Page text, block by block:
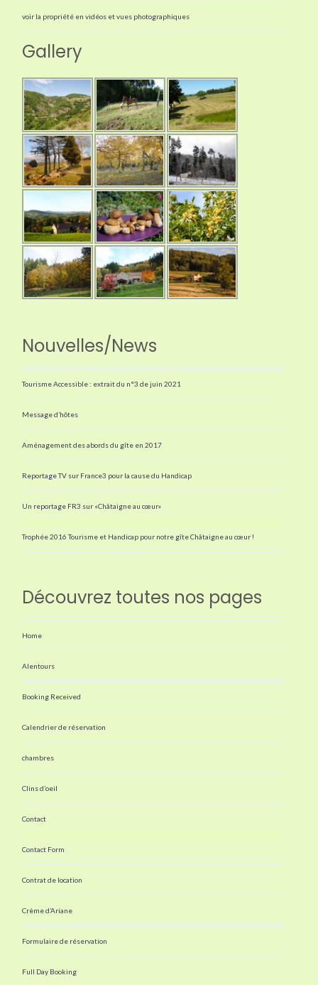
voir la propriété en vidéos et vues photographiques
Gallery
Nouvelles/News
Tourisme Accessible : extrait du n°3 de juin 2021
Message d’hôtes
Aménagement des abords du gîte en 2017
Reportage TV sur France3 pour la cause du Handicap
Un reportage FR3 sur «Châtaigne au cœur»
Trophée 2016 Tourisme et Handicap pour notre gîte Châtaigne au cœur !
Découvrez toutes nos pages
Home
Alentours
Booking Received
Calendrier de réservation
chambres
Clins d’oeil
Contact
Contact Form
Contrat de location
Crème d’Ariane
Formulaire de réservation
Full Day Booking